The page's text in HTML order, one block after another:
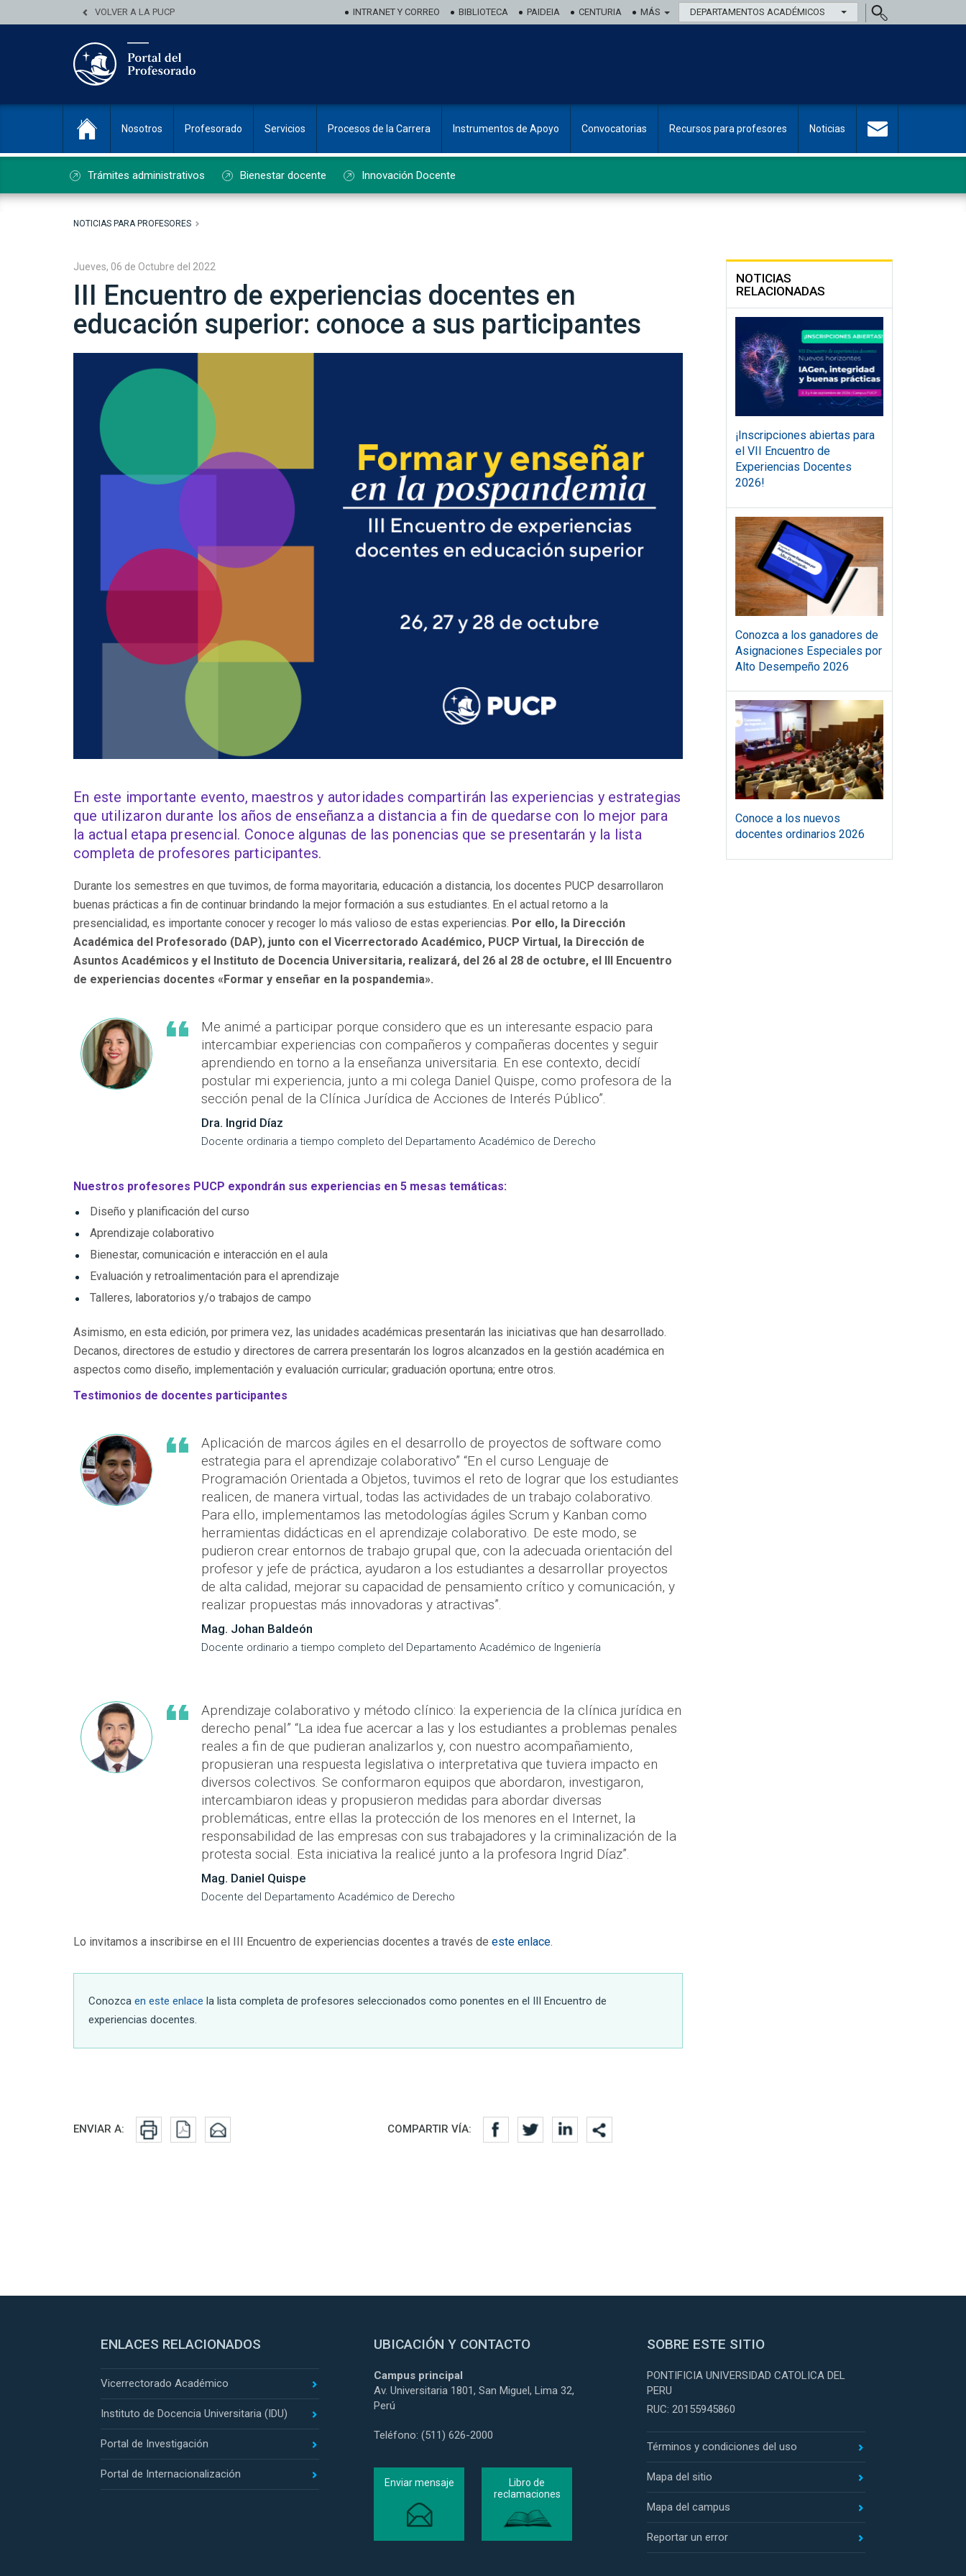
VOLVER A LA PUCP INTRANET Y CORREO BIBLIOTECA PAIDEIA CENTURIA MÁS DEPARTAMENTOS ACADÉMICOS
Nosotros Profesorado Servicios Procesos de la Carrera Instrumentos de Apoyo Convocatorias Recursos para profesores Noticias
Trámites administrativos Bienestar docente Innovación Docente
NOTICIAS PARA PROFESORES
Jueves, 06 de Octubre del 2022
III Encuentro de experiencias docentes en
educación superior: conoce a sus participantes
En este importante evento, maestros y autoridades compartirán las experiencias y estrategias
que utilizaron durante los años de enseñanza a distancia a fin de quedarse con lo mejor para
la actual etapa presencial. Conoce algunas de las ponencias que se presentarán y la lista
completa de profesores participantes.
Durante los semestres en que tuvimos, de forma mayoritaria, educación a distancia, los docentes PUCP desarrollaron
buenas prácticas a fin de continuar brindando la mejor formación a sus estudiantes. En el actual retorno a la
presencialidad, es importante conocer y recoger lo más valioso de estas experiencias. Por ello, la Dirección
Académica del Profesorado (DAP), junto con el Vicerrectorado Académico, PUCP Virtual, la Dirección de
Asuntos Académicos y el Instituto de Docencia Universitaria, realizará, del 26 al 28 de octubre, el III Encuentro
de experiencias docentes «Formar y enseñar en la pospandemia».
Me animé a participar porque considero que es un interesante espacio para
intercambiar experiencias con compañeros y compañeras docentes y seguir
aprendiendo en torno a la enseñanza universitaria. En ese contexto, decidí
postular mi experiencia, junto a mi colega Daniel Quispe, como profesora de la
sección penal de la Clínica Jurídica de Acciones de Interés Público”.
Dra. Ingrid Díaz
Docente ordinaria a tiempo completo del Departamento Académico de Derecho
Nuestros profesores PUCP expondrán sus experiencias en 5 mesas temáticas:
Diseño y planificación del curso
Aprendizaje colaborativo
Bienestar, comunicación e interacción en el aula
Evaluación y retroalimentación para el aprendizaje
Talleres, laboratorios y/o trabajos de campo
Asimismo, en esta edición, por primera vez, las unidades académicas presentarán las iniciativas que han desarrollado.
Decanos, directores de estudio y directores de carrera presentarán los logros alcanzados en la gestión académica en
aspectos como diseño, implementación y evaluación curricular; graduación oportuna; entre otros.
Testimonios de docentes participantes
Aplicación de marcos ágiles en el desarrollo de proyectos de software como
estrategia para el aprendizaje colaborativo” “En el curso Lenguaje de
Programación Orientada a Objetos, tuvimos el reto de lograr que los estudiantes
realicen, de manera virtual, todas las actividades de un trabajo colaborativo.
Para ello, implementamos las metodologías ágiles Scrum y Kanban como
herramientas didácticas en el aprendizaje colaborativo. De este modo, se
pudieron crear entornos de trabajo grupal que, con la adecuada orientación del
profesor y jefe de práctica, ayudaron a los estudiantes a desarrollar proyectos
de alta calidad, mejorar su capacidad de pensamiento crítico y comunicación, y
realizar propuestas más innovadoras y atractivas”.
Mag. Johan Baldeón
Docente ordinario a tiempo completo del Departamento Académico de Ingeniería
Aprendizaje colaborativo y método clínico: la experiencia de la clínica jurídica en
derecho penal” “La idea fue acercar a las y los estudiantes a problemas penales
reales a fin de que pudieran analizarlos y, con nuestro acompañamiento,
propusieran una respuesta legislativa o interpretativa que tuviera impacto en
diversos colectivos. Se conformaron equipos que abordaron, investigaron,
intercambiaron ideas y propusieron medidas para abordar diversas
problemáticas, entre ellas la protección de los menores en el Internet, la
responsabilidad de las empresas con sus trabajadores y la criminalización de la
protesta social. Esta iniciativa la realicé junto a la profesora Ingrid Díaz”.
Mag. Daniel Quispe
Docente del Departamento Académico de Derecho
Lo invitamos a inscribirse en el III Encuentro de experiencias docentes a través de este enlace.
Conozca en este enlace la lista completa de profesores seleccionados como ponentes en el III Encuentro de
experiencias docentes.
NOTICIAS
RELACIONADAS
¡Inscripciones abiertas para
el VII Encuentro de
Experiencias Docentes
2026!
Conozca a los ganadores de
Asignaciones Especiales por
Alto Desempeño 2026
Conoce a los nuevos
docentes ordinarios 2026
Redes sociales
ENVIAR A: COMPARTIR VÍA:
ENLACES RELACIONADOS
Vicerrectorado Académico
Instituto de Docencia Universitaria (IDU)
Portal de Investigación
Portal de Internacionalización
UBICACIÓN Y CONTACTO
Campus principal
Av. Universitaria 1801, San Miguel, Lima 32,
Perú
Teléfono: (511) 626-2000
Enviar mensaje
Libro de
reclamaciones
SOBRE ESTE SITIO
PONTIFICIA UNIVERSIDAD CATOLICA DEL
PERU
RUC: 20155945860
Términos y condiciones del uso
Mapa del sitio
Mapa del campus
Reportar un error